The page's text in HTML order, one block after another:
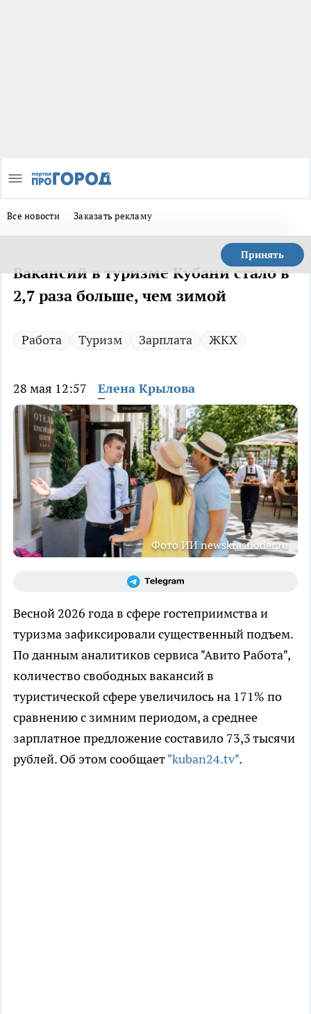
Все новости Заказать рекламу
Принять
Вакансий в туризме Кубани стало в
2,7 раза больше, чем зимой
Работа Туризм Зарплата ЖКХ
28 мая 12:57 Елена Крылова
Фото ИИ newskrasnodar.ru
Весной 2026 года в сфере гостеприимства и
туризма зафиксировали существенный подъем.
По данным аналитиков сервиса "Авито Работа",
количество свободных вакансий в
туристической сфере увеличилось на 171% по
сравнению с зимним периодом, а среднее
зарплатное предложение составило 73,3 тысячи
рублей. Об этом сообщает"kuban24.tv".